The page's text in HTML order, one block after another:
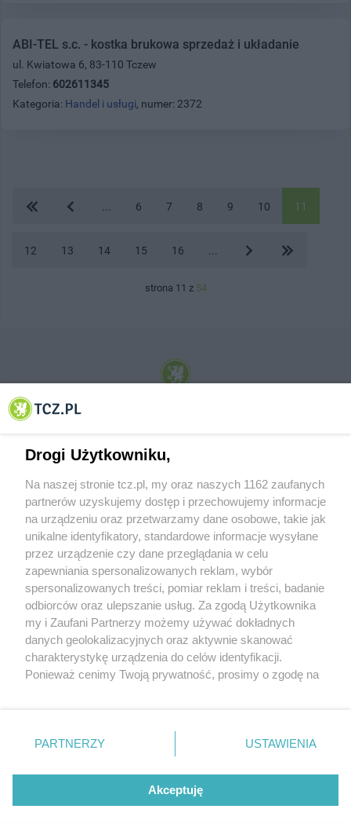
ABI-TEL s.c. - kostka brukowa sprzedaż i układanie
ul. Kwiatowa 6, 83-110 Tczew
Telefon: 602611345
Kategoria: Handel i usługi, numer: 2372
6 7 8 9 10 11
12 13 14 15 16
strona 11 z 54
© 2001-2026 Tczew - TCZ.PL Sp. z o.o. Internetowy Serwis Informacyjny Miasta
O FIRMIE POLITYKA PRYWATNOŚCI HOSTING
REKLAMA WSPÓŁPRACA RSS FACEBOOK KONTAKT
Nasze serwisy
Aktualności
Tcz24
Historia miasta
Muzyka i kultura
Archiwum wydarzeń
Zdjęcia miasta
Drogi Użytkowniku,
Na naszej stronie tcz.pl, my oraz naszych 1162 zaufanych
partnerów uzyskujemy dostęp i przechowujemy informacje
na urządzeniu oraz przetwarzamy dane osobowe, takie jak
unikalne identyfikatory, standardowe informacje wysyłane
przez urządzenie czy dane przeglądania w celu
zapewniania spersonalizowanych reklam, wybór
spersonalizowanych treści, pomiar reklam i treści, badanie
odbiorców oraz ulepszanie usług. Za zgodą Użytkownika
my i Zaufani Partnerzy możemy używać dokładnych
danych geolokalizacyjnych oraz aktywnie skanować
charakterystykę urządzenia do celów identyfikacji.
Ponieważ cenimy Twoją prywatność, prosimy o zgodę na
znajdujący się w lewym dolnym rogu strony
. Niektóre
przetwarzaniu. Preferencje będą miały zastosowania tylko
PARTNERZY USTAWIENIA
Akceptuję